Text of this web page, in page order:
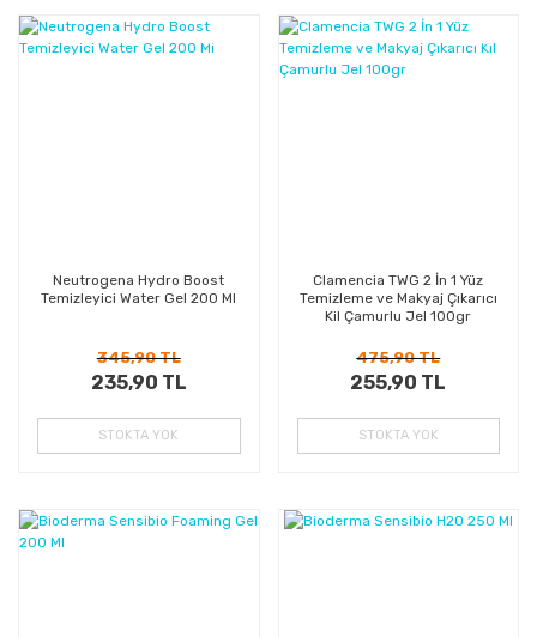
%32
Neutrogena Hydro Boost
Temizleyici Water Gel 200 Ml
345,90 TL
235,90 TL
STOKTA YOK
%46
Clamencia TWG 2 İn 1 Yüz
Temizleme ve Makyaj Çıkarıcı
Kil Çamurlu Jel 100gr
475,90 TL
255,90 TL
STOKTA YOK